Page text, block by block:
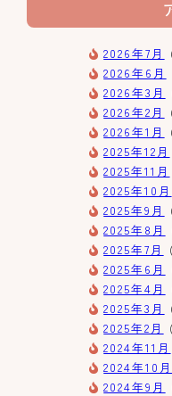
2026年7月
2026年6月
2026年3月
2026年2月
2026年1月
2025年12月
2025年11月
2025年10月
2025年9月
2025年8月
2025年7月
2025年6月
2025年4月
2025年3月
2025年2月
2024年11月
2024年10月
2024年9月